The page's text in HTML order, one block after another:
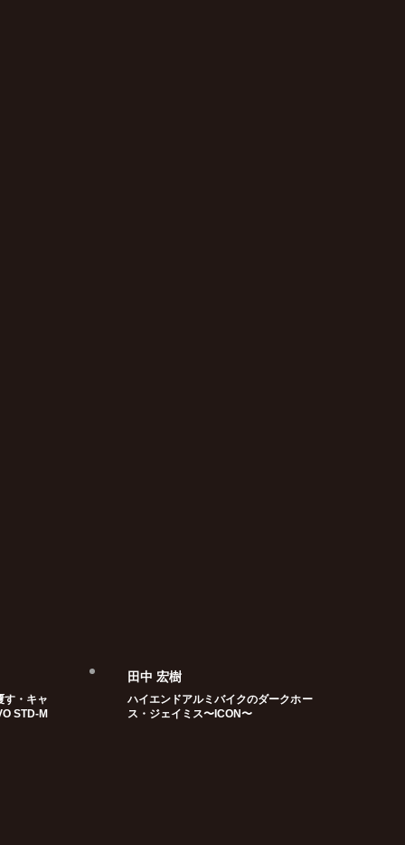
す・キャ
STD-M
田中 宏樹
ハイエンドアルミバイクのダークホー
ス・ジェイミス〜ICON〜